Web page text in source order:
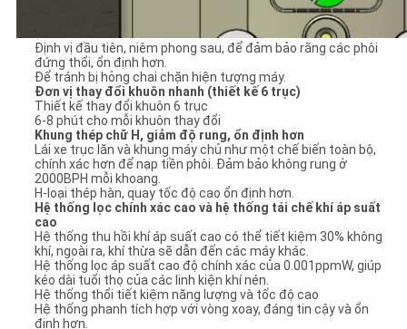
Định vị đầu tiên, niêm phong sau, để đảm bảo rằng các phôi
đứng thổi, ổn định hơn.
Để tránh bị hỏng chai chặn hiện tượng máy.
Đơn vị thay đổi khuôn nhanh (thiết kế 6 trục)
Thiết kế thay đổi khuôn 6 trục
6-8 phút cho mỗi khuôn thay đổi
Khung thép chữ H, giảm độ rung, ổn định hơn
Lái xe trục lăn và khung máy chủ như một chế biến toàn bộ,
chính xác hơn để nạp tiền phôi. Đảm bảo không rung ở
2000BPH mỗi khoang.
H-loại thép hàn, quay tốc độ cao ổn định hơn.
Hệ thống lọc chính xác cao và hệ thống tái chế khí áp suất
cao
Hệ thống thu hồi khí áp suất cao có thể tiết kiệm 30% không
khí, ngoài ra, khí thừa sẽ dẫn đến các máy khác.
Hệ thống lọc áp suất cao độ chính xác của 0.001ppmW, giúp
kéo dài tuổi thọ của các linh kiện khí nén.
Hệ thống thổi tiết kiệm năng lượng và tốc độ cao
Hệ thống phanh tích hợp với vòng xoay, đáng tin cậy và ổn
định hơn.